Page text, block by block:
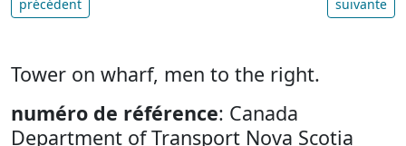
précédent suivante
Tower on wharf, men to the right.
numéro de référence: Canada
Department of Transport Nova Scotia